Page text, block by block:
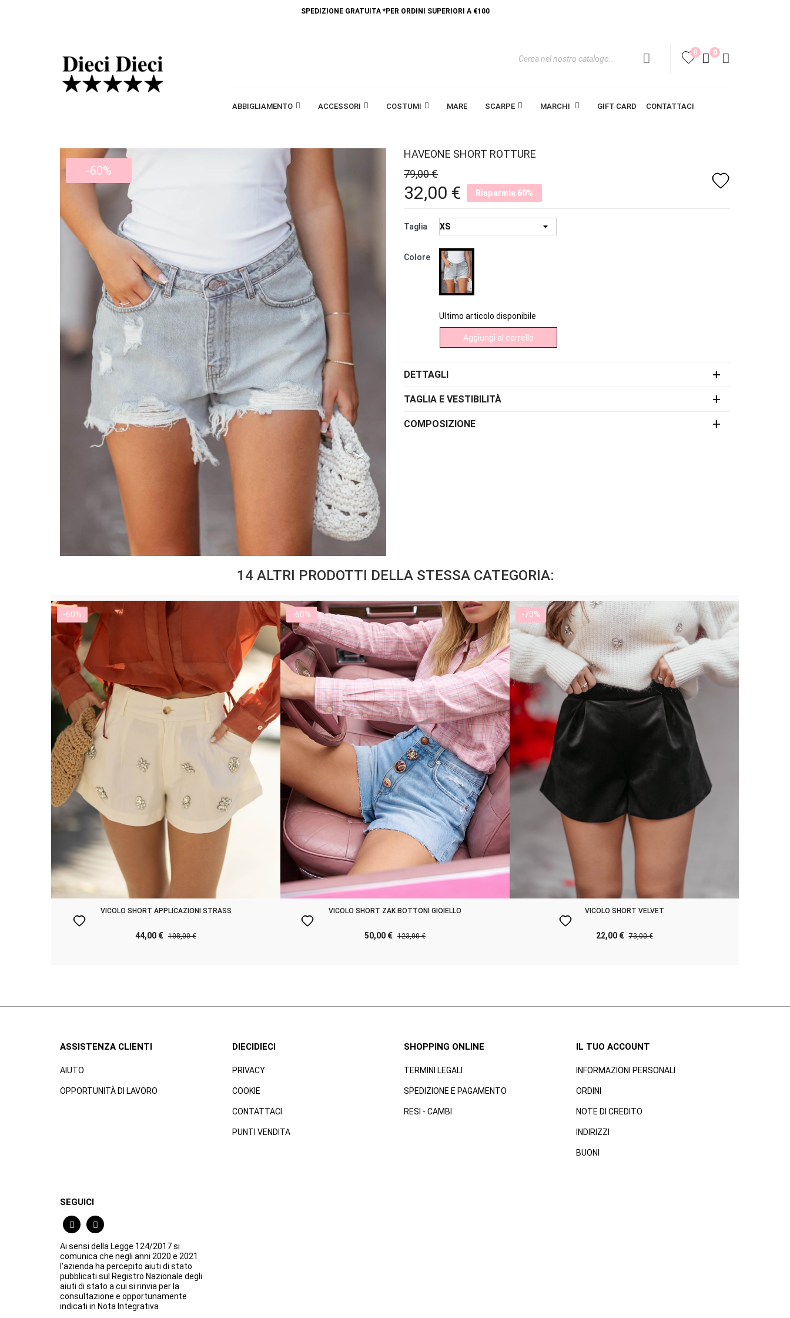
SPEDIZIONE GRATUITA *PER ORDINI SUPERIORI A €100
0
favorite0
ABBIGLIAMENTO ACCESSORI COSTUMI MARE SCARPE MARCHI GIFT CARD CONTATTACI
-60%
HAVEONE SHORT ROTTURE
favorite
79,00 €
32,00 € Risparmia 60%
Taglia
Colore
Ultimo articolo disponibile
Aggiungi al carrello
DETTAGLI +
TAGLIA E VESTIBILITÀ +
COMPOSIZIONE +
14 ALTRI PRODOTTI DELLA STESSA CATEGORIA:
-60%
VICOLO SHORT APPLICAZIONI STRASS
44,00 € 108,00 €
favorite
-60%
VICOLO SHORT ZAK BOTTONI GIOIELLO
50,00 € 123,00 €
favorite
-70%
VICOLO SHORT VELVET
22,00 € 73,00 €
favorite
ASSISTENZA CLIENTI
AIUTO
OPPORTUNITÀ DI LAVORO
DIECIDIECI
PRIVACY
COOKIE
CONTATTACI
PUNTI VENDITA
SHOPPING ONLINE
TERMINI LEGALI
SPEDIZIONE E PAGAMENTO
RESI - CAMBI
IL TUO ACCOUNT
INFORMAZIONI PERSONALI
ORDINI
NOTE DI CREDITO
INDIRIZZI
BUONI
SEGUICI
Ai sensi della Legge 124/2017 si
comunica che negli anni 2020 e 2021
l'azienda ha percepito aiuti di stato
pubblicati sul Registro Nazionale degli
aiuti di stato a cui si rinvia per la
consultazione e opportunamente
indicati in Nota Integrativa